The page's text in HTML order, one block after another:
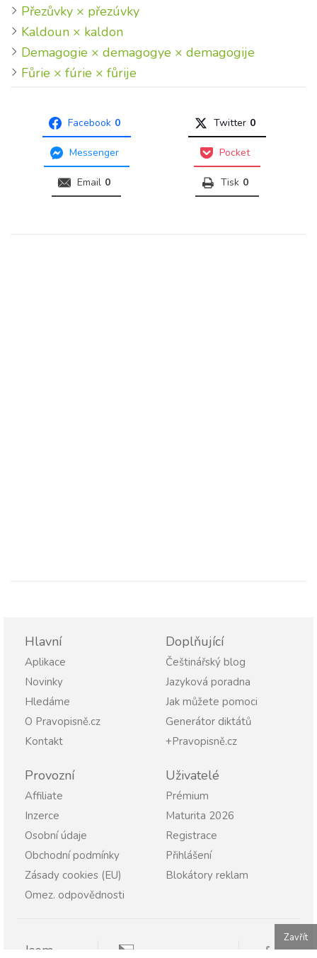
Přezůvky × přezúvky
Kaldoun × kaldon
Demagogie × demagogye × demagogije
Fůrie × fúrie × fůrije
Facebook 0 Twitter 0
Messenger Pocket
Email 0 Tisk 0
Hlavní
Aplikace
Novinky
Hledáme
O Pravopisně.cz
Kontakt
Doplňující
Češtinářský blog
Jazyková poradna
Jak můžete pomoci
Generátor diktátů
+Pravopisně.cz
Provozní
Affiliate
Inzerce
Osobní údaje
Obchodní podmínky
Zásady cookies (EU)
Omez. odpovědnosti
Uživatelé
Prémium
Maturita 2026
Registrace
Přihlášení
Blokátory reklam
Jsem
Zavřít